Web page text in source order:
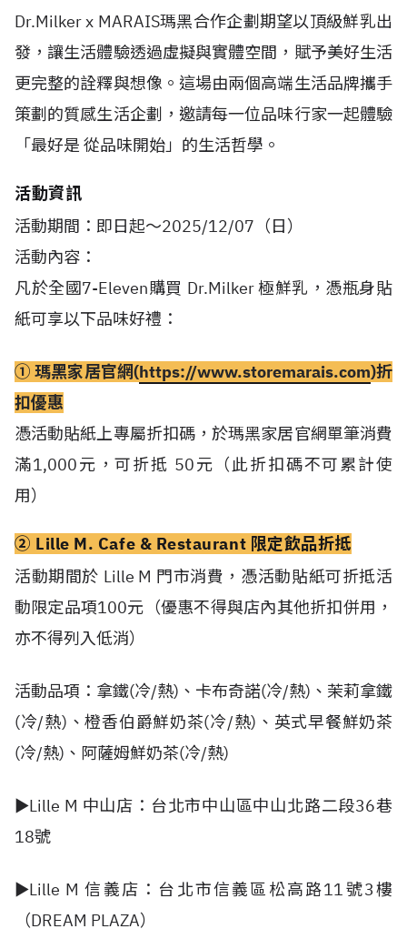
Dr.Milker x MARAIS瑪黑合作企劃期望以頂級鮮乳出
發，讓生活體驗透過虛擬與實體空間，賦予美好生活
更完整的詮釋與想像。這場由兩個高端生活品牌攜手
策劃的質感生活企劃，邀請每一位品味行家一起體驗
「最好是 從品味開始」的生活哲學。
活動資訊
活動期間：即日起～2025/12/07 （日）
活動內容：
凡於全國7-Eleven購買 Dr.Milker極鮮乳，憑瓶身貼
紙可享以下品味好禮：
①瑪黑家居官網(https://www.storemarais.com)折
扣優惠
憑活動貼紙上專屬折扣碼，於瑪黑家居官網單筆消費
滿1,000元，可折抵 50元（此折扣碼不可累計使
用）
② Lille M. Cafe & Restaurant 限定飲品折抵
活動期間於 Lille M 門市消費，憑活動貼紙可折抵活
動限定品項100元（優惠不得與店內其他折扣併用，
亦不得列入低消）
活動品項：拿鐵(冷/熱) 、卡布奇諾(冷/熱) 、茉莉拿鐵
(冷/熱) 、橙香伯爵鮮奶茶(冷/熱) 、英式早餐鮮奶茶
(冷/熱) 、阿薩姆鮮奶茶(冷/熱)
►Lille M 中山店：台北市中山區中山北路二段36巷
18號
►Lille M 信義店：台北市信義區松高路11號3樓
（DREAM PLAZA）